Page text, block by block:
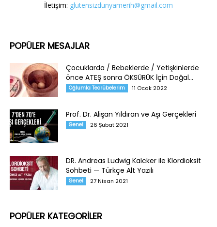
İletişim: glutensizdunyamerih@gmail.com
POPÜLER MESAJLAR
Çocuklarda / Bebeklerde / Yetişkinlerde
önce ATEŞ sonra ÖKSÜRÜK İçin Doğal...
Oğlumla Tecrübelerim 11 Ocak 2022
Prof. Dr. Alişan Yıldıran ve Aşı Gerçekleri
Genel 26 Şubat 2021
DR. Andreas Ludwig Kalcker ile Klordioksit
Sohbeti — Türkçe Alt Yazılı
Genel 27 Nisan 2021
POPÜLER KATEGORİLER